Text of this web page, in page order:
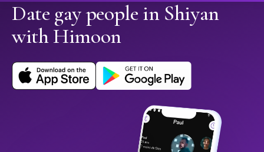
Date gay people in Shiyan
with Himoon